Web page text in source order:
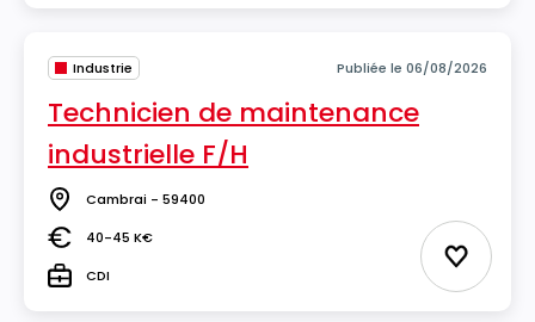
Industrie Publiée le 06/08/2026
Technicien de maintenance
industrielle F/H
Lieu Cambrai - 59400
Salaire40-45 K€
TypeCDI Ajouter